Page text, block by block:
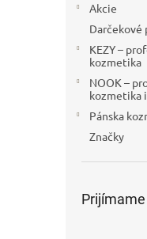
Akcie
Darčekové
KEZY –
kozmetika
NOOK –
kozmetika
Pánska
Značky